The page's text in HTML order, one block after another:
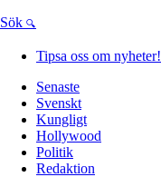
Sök
Tipsa oss om nyheter!
Senaste
Svenskt
Kungligt
Hollywood
Politik
Redaktion